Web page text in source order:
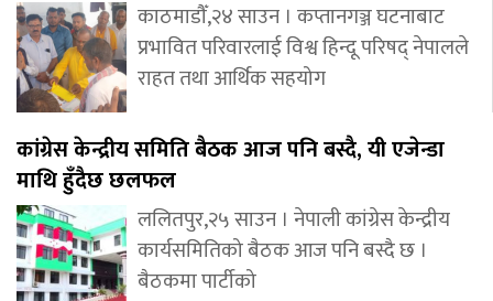
काठमाडौँ,२४ साउन । कप्तानगञ्ज घटनाबाट
प्रभावित परिवारलाई विश्व हिन्दू परिषद् नेपालले
राहत तथा आर्थिक सहयोग
कांग्रेस केन्द्रीय समिति बैठक आज पनि बस्दै, यी एजेन्डा
माथि हुँदैछ छलफल
ललितपुर,२५ साउन । नेपाली कांग्रेस केन्द्रीय
कार्यसमितिको बैठक आज पनि बस्दै छ ।
बैठकमा पार्टीको